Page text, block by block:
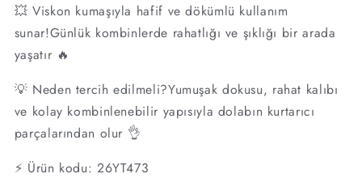
💥 Viskon kumaşıyla hafif ve dökümlü kullanım
sunar!Günlük kombinlerde rahatlığı ve şıklığı bir arada
yaşatır 🔥
💡 Neden tercih edilmeli?Yumuşak dokusu, rahat kalıbı
ve kolay kombinlenebilir yapısıyla dolabın kurtarıcı
parçalarından olur 👌
⚡️ Ürün kodu: 26YT473